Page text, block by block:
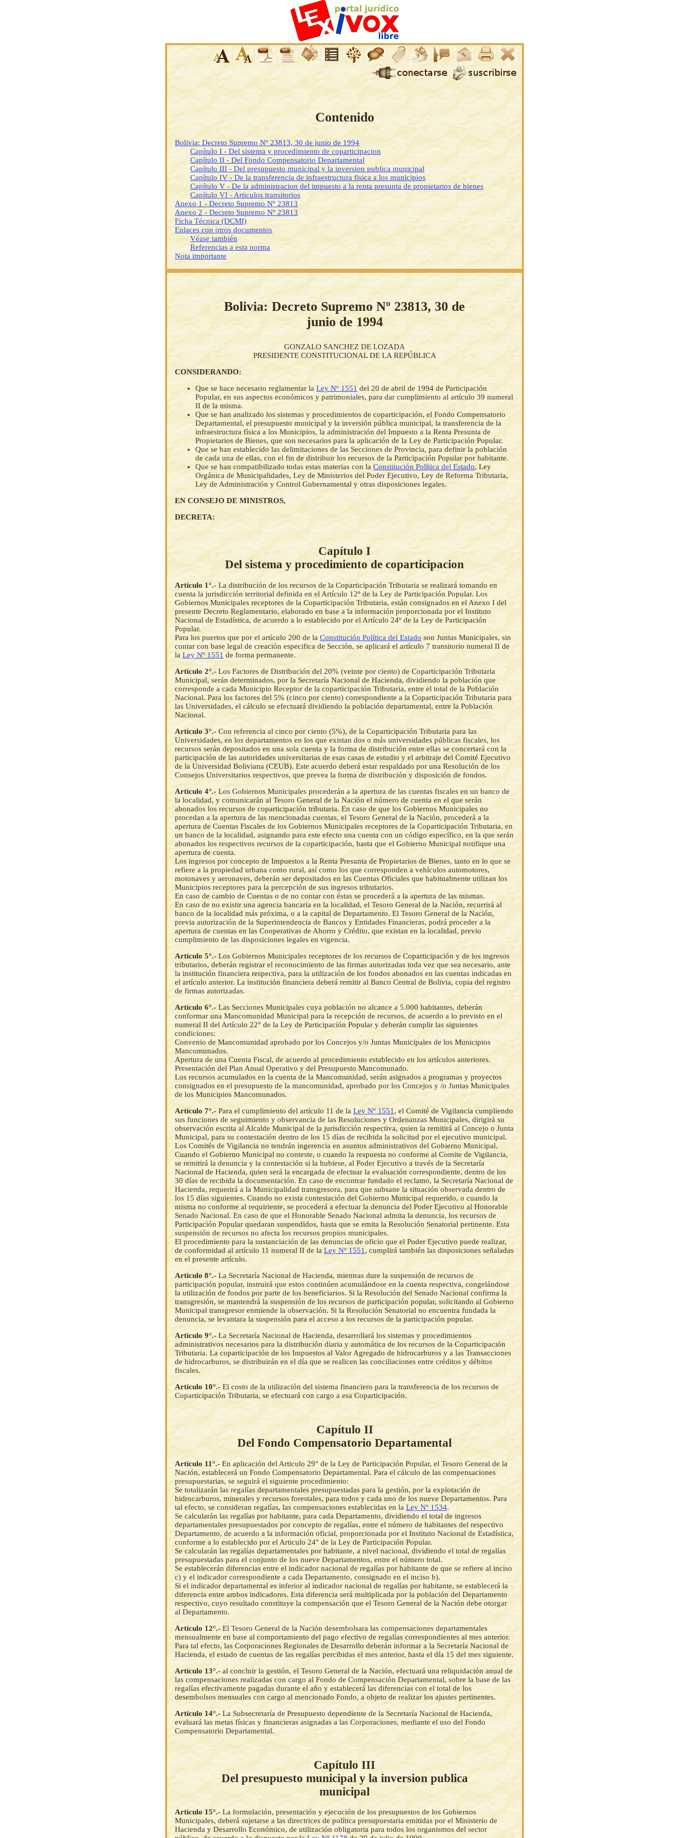
Contenido
Bolivia: Decreto Supremo Nº 23813, 30 de junio de 1994
Capítulo I - Del sistema y procedimiento de coparticipacion
Capítulo II - Del Fondo Compensatorio Departamental
Capítulo III - Del presupuesto municipal y la inversion publica municipal
Capítulo IV - De la transferencia de infraestructura fisica a los municipios
Capítulo V - De la administracion del impuesto a la renta presunta de propietarios de bienes
Capítulo VI - Articulos transitorios
Anexo 1 - Decreto Supremo Nº 23813
Anexo 2 - Decreto Supremo Nº 23813
Ficha Técnica (DCMI)
Enlaces con otros documentos
Véase también
Referencias a esta norma
Nota importante
Bolivia: Decreto Supremo Nº 23813, 30 de
junio de 1994
GONZALO SANCHEZ DE LOZADA
PRESIDENTE CONSTITUCIONAL DE LA REPÚBLICA
CONSIDERANDO:
Que se hace necesario reglamentar la Ley Nº 1551 del 20 de abril de 1994 de Participación
Popular, en sus aspectos económicos y patrimoniales, para dar cumplimiento al artículo 39 numeral
II de la misma.
Que se han analizado los sistemas y procedimientos de coparticipación, el Fondo Compensatorio
Departamental, el presupuesto municipal y la inversión pública municipal, la transferencia de la
infraestructura física a los Municipios, la administración del Impuesto a la Renta Presunta de
Propietarios de Bienes, que son necesarios para la aplicación de la Ley de Participación Popular.
Que se han establecido las delimitaciones de las Secciones de Provincia, para definir la población
de cada una de ellas, con el fin de distribuir los recursos de la Participación Popular por habitante.
Que se han compatibilizado todas estas materias con la Constitución Política del Estado, Ley
Orgánica de Municipalidades, Ley de Ministerios del Poder Ejecutivo, Ley de Reforma Tributaria,
Ley de Administración y Control Gubernamental y otras disposiciones legales.
EN CONSEJO DE MINISTROS,
DECRETA:
Capítulo I
Del sistema y procedimiento de coparticipacion
Artículo 1°.- La distribución de los recursos de la Coparticipación Tributaria se realizará tomando en
cuenta la jurisdicción territorial definida en el Artículo 12º de la Ley de Participación Popular. Los
Gobiernos Municipales receptores de la Coparticipación Tributaria, están consignados en el Anexo I del
presente Decreto Reglamentario, elaborado en base a la información proporcionada por el Instituto
Nacional de Estadística, de acuerdo a lo establecido por el Artículo 24º de la Ley de Participación
Popular.
Para los puertos que por el artículo 200 de la Constitución Política del Estado son Juntas Municipales, sin
contar con base legal de creación especifica de Sección, se aplicará el artículo 7 transitorio numeral II de
la Ley Nº 1551 de forma permanente.
Artículo 2°.- Los Factores de Distribución del 20% (veinte por ciento) de Coparticipación Tributaria
Municipal, serán determinados, por la Secretaría Nacional de Hacienda, dividiendo la población que
corresponde a cada Municipio Receptor de la coparticipación Tributaria, entre el total de la Población
Nacional. Para los factores del 5% (cinco por ciento) correspondiente a la Coparticipación Tributaria para
las Universidades, el cálculo se efectuará dividiendo la población departamental, entre la Población
Nacional.
Artículo 3°.- Con referencia al cinco por ciento (5%), de la Coparticipación Tributaria para las
Universidades, en los departamentos en los que existan dos o más universidades públicas fiscales, los
recursos serán depositados en una sola cuenta y la forma de distribución entre ellas se concertará con la
participación de las autoridades universitarias de esas casas de estudio y el arbitraje del Comité Ejecutivo
de la Universidad Boliviana (CEUB). Este acuerdo deberá estar respaldado por una Resolución de los
Consejos Universitarios respectivos, que prevea la forma de distribución y disposición de fondos.
Artículo 4°.- Los Gobiernos Municipales procederán a la apertura de las cuentas fiscales en un banco de
la localidad, y comunicarán al Tesoro General de la Nación el número de cuenta en el que serán
abonados los recursos de coparticipación tributaria. En caso de que los Gobiernos Municipales no
procedan a la apertura de las mencionadas cuentas, el Tesoro General de la Nación, procederá a la
apertura de Cuentas Fiscales de los Gobiernos Municipales receptores de la Coparticipación Tributaria, en
un banco de la localidad, asignando para este efecto una cuenta con un código específico, en la que serán
abonados los respectivos recursos de la coparticipación, hasta que el Gobierno Municipal notifique una
apertura de cuenta.
Los ingresos por concepto de Impuestos a la Renta Presunta de Propietarios de Bienes, tanto en lo que se
refiere a la propiedad urbana como rural, así como los que corresponden a vehículos automotores,
motonaves y aeronaves, deberán ser depositados en las Cuentas Oficiales que habitualmente utilizan los
Municipios receptores para la percepción de sus ingresos tributarios.
En caso de cambio de Cuentas o de no contar con éstas se procederá a la apertura de las mismas.
En caso de no existir una agencia bancaria en la localidad, el Tesoro General de la Nación, recurrirá al
banco de la localidad más próxima, o a la capital de Departamento. El Tesoro General de la Nación,
previa autorización de la Superintendencia de Bancos y Entidades Financieras, podrá proceder a la
apertura de cuentas en las Cooperativas de Ahorro y Crédito, que existan en la localidad, previo
cumplimiento de las disposiciones legales en vigencia.
Artículo 5°.- Los Gobiernos Municipales receptores de los recursos de Coparticipación y de los ingresos
tributarios, deberán registrar el reconocimiento de las firmas autorizadas toda vez que sea necesario, ante
la institución financiera respectiva, para la utilización de los fondos abonados en las cuentas indicadas en
el artículo anterior. La institución financiera deberá remitir al Banco Central de Bolivia, copia del registro
de firmas autorizadas.
Artículo 6°.- Las Secciones Municipales cuya población no alcance a 5.000 habitantes, deberán
conformar una Mancomunidad Municipal para la recepción de recursos, de acuerdo a lo previsto en el
numeral II del Artículo 22° de la Ley de Participación Popular y deberán cumplir las siguientes
condiciones:
Convenio de Mancomunidad aprobado por los Concejos y/o Juntas Municipales de los Municipios
Mancomunados.
Apertura de una Cuenta Fiscal, de acuerdo al procedimiento establecido en los artículos anteriores.
Presentación del Plan Anual Operativo y del Presupuesto Mancomunado.
Los recursos acumulados en la cuenta de la Mancomunidad, serán asignados a programas y proyectos
consignados en el presupuesto de la mancomunidad, aprobado por los Concejos y /o Juntas Municipales
de los Municipios Mancomunados.
Artículo 7°.- Para el cumplimiento del artículo 11 de la Ley Nº 1551 , el Comité de Vigilancia cumpliendo
sus funciones de seguimiento y observancia de las Resoluciones y Ordenanzas Municipales, dirigirá su
observación escrita al Alcalde Municipal de la jurisdicción respectiva, quien la remitirá al Concejo o Junta
Municipal, para su contestación dentro de los 15 días de recibida la solicitud por el ejecutivo municipal.
Los Comités de Vigilancia no tendrán ingerencia en asuntos administrativos del Gobierno Municipal.
Cuando el Gobierno Municipal no conteste, o cuando la respuesta no conforme al Comite de Vigilancia,
se remitirá la denuncia y la contestación si la hubiese, al Poder Ejecutivo a través de la Secretaría
Nacional de Hacienda, quien será la encargada de efectuar la evaluación correspondiente, dentro de los
30 días de recibida la documentación. En caso de encontrar fundado el reclamo, la Secretaría Nacional de
Hacienda, requerirá a la Municipalidad transgresora, para que subsane la situación observada dentro de
los 15 días siguientes. Cuando no exista contestación del Gobierno Municipal requerido, o cuando la
misma no conforme al requiriente, se procederá a efectuar la denuncia del Poder Ejecutivo al Honorable
Senado Nacional. En caso de que el Honorable Senado Nacional admita la denuncia, los recursos de
Participación Popular quedaran suspendidos, hasta que se emita la Resolución Senatorial pertinente. Esta
suspensión de recursos no afecta los recursos propios municipales.
El procedimiento para la sustanciación de las denuncias de oficio que el Poder Ejecutivo puede realizar,
de conformidad al artículo 11 numeral II de la Ley Nº 1551 , cumplirá también las disposiciones señaladas
en el presente artículo.
Artículo 8°.- La Secretaría Nacional de Hacienda, mientras dure la suspensión de recursos de
participación popular, instruirá que estos continúen acumulándose en la cuenta respectiva, congelándose
la utilización de fondos por parte de los beneficiarios. Si la Resolución del Senado Nacional confirma la
transgresión, se mantendrá la suspensión de los recursos de participación popular, solicitando al Gobierno
Municipal transgresor enmiende la observación. Si la Resolución Senatorial no encuentra fundada la
denuncia, se levantara la suspensión para el acceso a los recursos de la participación popular.
Artículo 9°.- La Secretaría Nacional de Hacienda, desarrollará los sistemas y procedimientos
administrativos necesarios para la distribución diaria y automática de los recursos de la Coparticipación
Tributaria. La coparticipación de los Impuestos al Valor Agregado de hidrocarburos y a las Transacciones
de hidrocarburos, se distribuirán en el día que se realicen las conciliaciones entre créditos y débitos
fiscales.
Artículo 10°.- El costo de la utilización del sistema financiero para la transferencia de los recursos de
Coparticipación Tributaria, se efectuará con cargo a esa Coparticipación.
Capítulo II
Del Fondo Compensatorio Departamental
Artículo 11°.- En aplicación del Articulo 29° de la Ley de Participación Popular, el Tesoro General de la
Nación, establecerá un Fondo Compensatorio Departamental. Para el cálculo de las compensaciones
presupuestarias, se seguirá el siguiente procedimiento:
Se totalizarán las regalías departamentales presupuestadas para la gestión, por la explotación de
hidrocarburos, minerales y recursos forestales, para todos y cada uno de los nueve Departamentos. Para
tal efecto, se consideran regalías, las compensaciones establecidas en la Ley Nº 1534.
Se calcularán las regalías por habitante, para cada Departamento, dividiendo el total de ingresos
departamentales presupuestados por concepto de regalías, entre el número de habitantes del respectivo
Departamento, de acuerdo a la información oficial, proporcionada por el Instituto Nacional de Estadística,
conforme a lo establecido por el Articulo 24° de la Ley de Participación Popular.
Se calcularán las regalías departamentales por habitante, a nivel nacional, dividiendo el total de regalías
presupuestadas para el conjunto de los nueve Departamentos, entre el número total.
Se establecerán diferencias entre el indicador nacional de regalías por habitante de que se refiere al inciso
c) y el indicador correspondiente a cada Departamento, consignado en el inciso b).
Si el indicador departamental es inferior al indicador nacional de regalías por habitante, se establecerá la
diferencia entre ambos indicadores. Esta diferencia será multiplicada por la población del Departamento
respectivo, cuyo resultado constituye la compensación que el Tesoro General de la Nación debe otorgar
al Departamento.
Artículo 12°.- El Tesoro General de la Nación desembolsara las compensaciones departamentales
mensualmente en base al comportamiento del pago efectivo de regalías correspondientes al mes anterior.
Para tal efecto, las Corporaciones Regionales de Desarrollo deberán informar a la Secretaría Nacional de
Hacienda, el estado de cuentas de las regalías percibidas el mes anterior, hasta el día 15 del mes siguiente.
Artículo 13°.- al concluir la gestión, el Tesoro General de la Nación, efectuará una reliquidación anual de
las compensaciones realizadas con cargo al Fondo de Compensación Departamental, sobre la base de las
regalías efectivamente pagadas durante el año y establecerá las diferencias con el total de los
desembolsos mensuales con cargo al mencionado Fondo, a objeto de realizar los ajustes pertinentes.
Artículo 14°.- La Subsecretaría de Presupuesto dependiente de la Secretaría Nacional de Hacienda,
evaluará las metas físicas y financieras asignadas a las Corporaciones, mediante el uso del Fondo
Compensatorio Departamental.
Capítulo III
Del presupuesto municipal y la inversion publica
municipal
Artículo 15°.- La formulación, presentación y ejecución de los presupuestos de los Gobiernos
Municipales, deberá sujetarse a las directrices de política presupuestaria emitidas por el Ministerio de
Hacienda y Desarrollo Económico, de utilización obligatoria para todos los organismos del sector